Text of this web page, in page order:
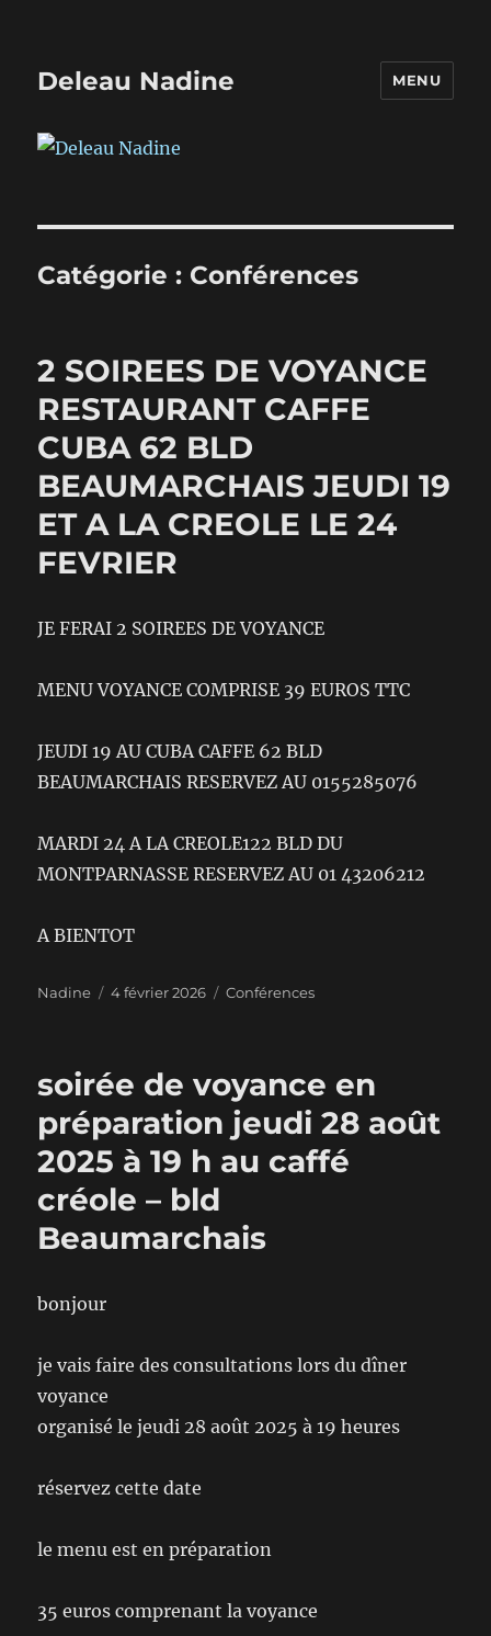
Deleau Nadine MENU
Catégorie : Conférences
2 SOIREES DE VOYANCE
RESTAURANT CAFFE
CUBA 62 BLD
BEAUMARCHAIS JEUDI 19
ET A LA CREOLE LE 24
FEVRIER
JE FERAI 2 SOIREES DE VOYANCE
MENU VOYANCE COMPRISE 39 EUROS TTC
JEUDI 19 AU CUBA CAFFE 62 BLD
BEAUMARCHAIS RESERVEZ AU 0155285076
MARDI 24 A LA CREOLE122 BLD DU
MONTPARNASSE RESERVEZ AU 01 43206212
A BIENTOT
Auteur
Nadine
Publié
4 février 2026 Catégories
Conférences
soirée de voyance en
préparation jeudi 28 août
2025 à 19 h au caffé
créole – bld
Beaumarchais
bonjour
je vais faire des consultations lors du dîner
voyance
organisé le jeudi 28 août 2025 à 19 heures
réservez cette date
le menu est en préparation
35 euros comprenant la voyance